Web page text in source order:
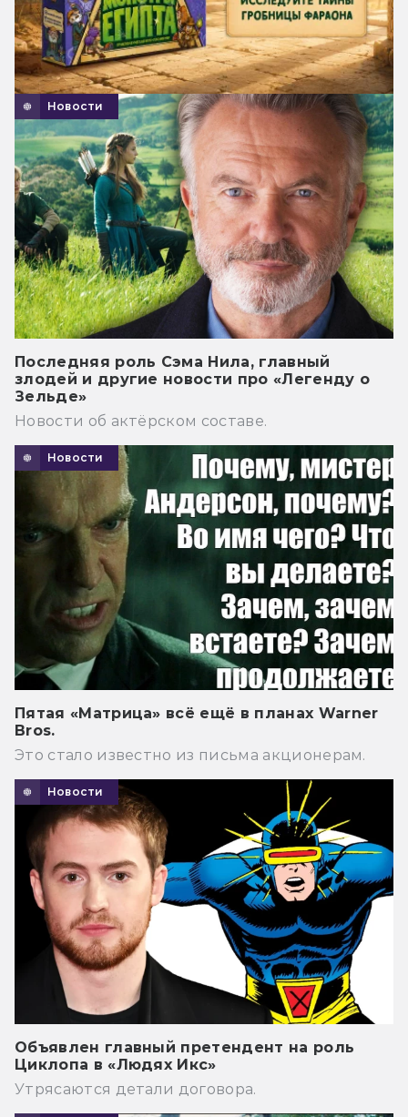
Новости
Последняя роль Сэма Нила, главный
злодей и другие новости про «Легенду о
Зельде»
Новости об актёрском составе.
Новости
Пятая «Матрица» всё ещё в планах Warner
Bros.
Это стало известно из письма акционерам.
Новости
Объявлен главный претендент на роль
Циклопа в «Людях Икс»
Утрясаются детали договора.